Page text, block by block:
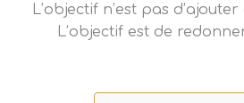
L’objectif n’est pas
L’objectif est de